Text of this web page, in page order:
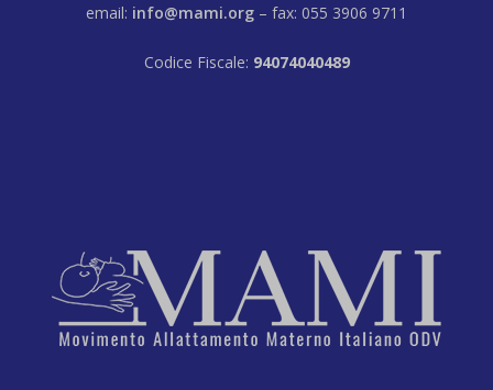
email: info@mami.org – fax: 055 3906 9711
Codice Fiscale: 94074040489